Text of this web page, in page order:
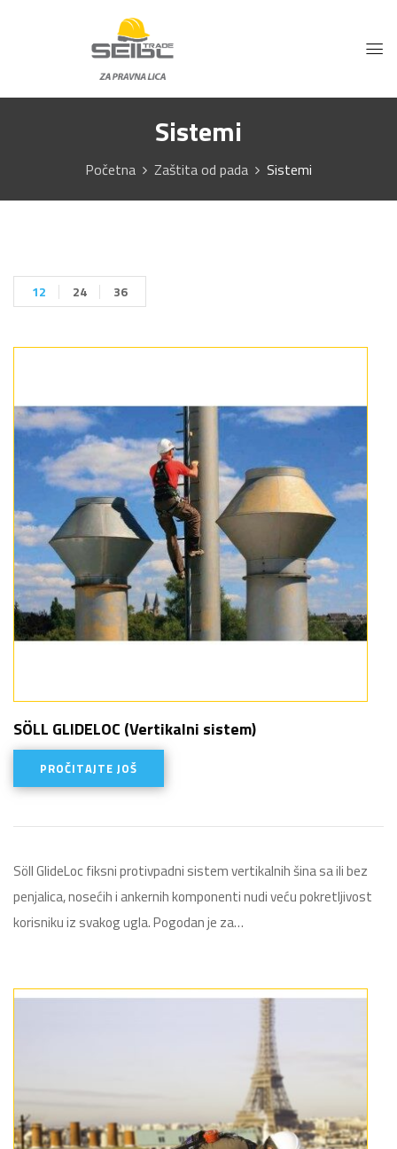
Sistemi
Početna Zaštita od pada Sistemi
12 24 36
SÖLL GLIDELOC (Vertikalni sistem)
PROČITAJTE JOŠ
Söll GlideLoc fiksni protivpadni sistem vertikalnih šina sa ili bez
penjalica, nosećih i ankernih komponenti nudi veću pokretljivost
korisniku iz svakog ugla. Pogodan je za…